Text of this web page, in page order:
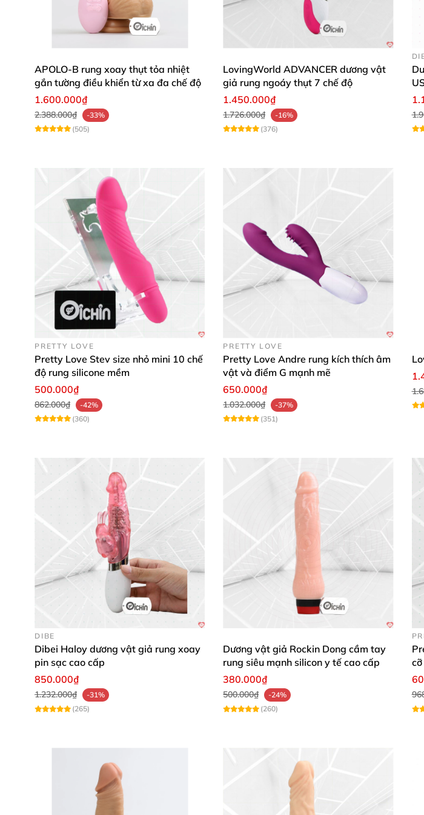
Sẵn sàng nâng tầm khoái cảm chưa ? Mua ngay Cloud 9 Flutter Touch G-
APOLO-B rung xoay thụt tỏa nhiệt
gắn tường điều khiển từ xa đa chế độ
1.600.000₫
2.388.000₫
-33%
(505)
LovingWorld ADVANCER dương vật
giả rung ngoáy thụt 7 chế độ
1.450.000₫
1.726.000₫
-16%
(376)
PRETTY LOVE
Pretty Love Stev size nhỏ mini 10 chế
độ rung silicone mềm
500.000₫
862.000₫
-42%
(360)
PRETTY LOVE
Pretty Love Andre rung kích thích âm
vật và điểm G mạnh mẽ
650.000₫
1.032.000₫
-37%
(351)
DIBE
Dibei Haloy dương vật giả rung xoay
pin sạc cao cấp
850.000₫
1.232.000₫
-31%
(265)
Dương vật giả Rockin Dong cầm tay
rung siêu mạnh silicon y tế cao cấp
380.000₫
500.000₫
-24%
(260)